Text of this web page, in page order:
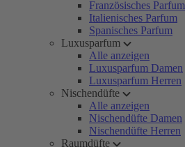
Französisches Parfum
Italienisches Parfum
Spanisches Parfum
Luxusparfum
Alle anzeigen
Luxusparfum Damen
Luxusparfum Herren
Nischendüfte
Alle anzeigen
Nischendüfte Damen
Nischendüfte Herren
Raumdüfte